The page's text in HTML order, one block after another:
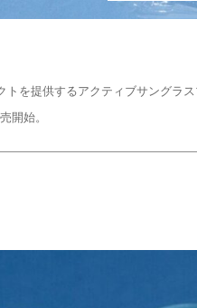
を提供するアクティブサングラ
開始。